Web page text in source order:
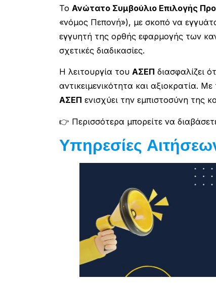
Το Ανώτατο Συμβούλιο Επιλογής
«νόμος Πεπονή»), με σκοπό να
εγγυητή της ορθής εφαρμογής των
σχετικές διαδικασίες.
Η λειτουργία του ΑΣΕΠ διασφαλίζει
αντικειμενικότητα και αξιοκρατία.
ΑΣΕΠ ενισχύει την εμπιστοσύνη της
👉 Περισσότερα μπορείτε να
Υπηρεσίες